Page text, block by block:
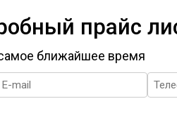
прайс
ближайшее время